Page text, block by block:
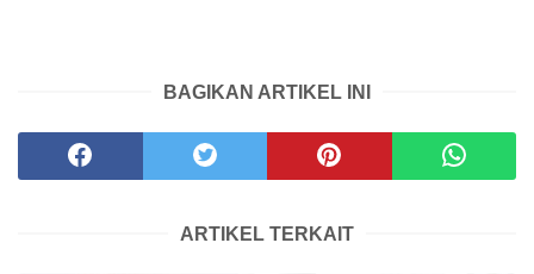
BAGIKAN ARTIKEL INI
ARTIKEL TERKAIT